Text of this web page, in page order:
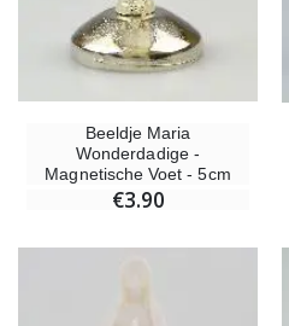
Beeldje Maria
Wonderdadige -
Magnetische Voet - 5cm
€3.90